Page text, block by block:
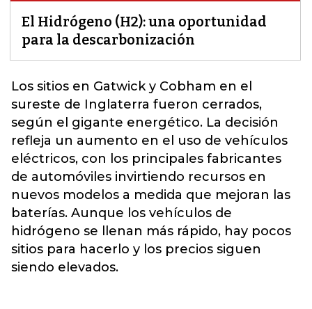
El Hidrógeno (H2): una oportunidad
para la descarbonización
Los sitios en Gatwicky Cobham en el
sureste de Inglaterra fueron cerrados,
según el gigante energético. La decisión
refleja un aumento en el uso de vehículos
eléctricos, con los principales fabricantes
de automóviles invirtiendo recursos en
nuevos modelos a medida que mejoran las
baterías. Aunque los vehículos de
hidrógeno se llenan más rápido, hay pocos
sitios para hacerlo y los precios siguen
siendo elevados.